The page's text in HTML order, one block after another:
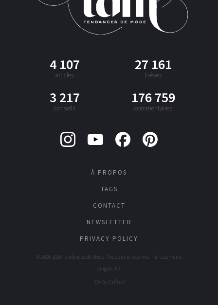
4 107
articles
27 161
brèves
3 217
conseils
176 759
commentaires
À PROPOS
TAGS
CONTACT
NEWSLETTER
PRIVACY POLICY
© 2006-2026 Tendances de Mode - Tous droits réservés - Par Lise Huret
Langue : FR
Site by Colorz